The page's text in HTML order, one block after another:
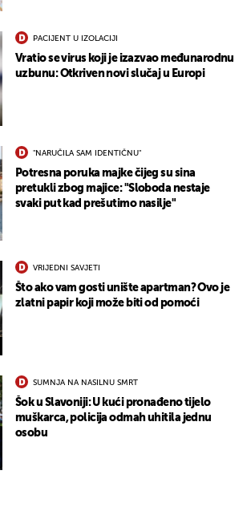
PACIJENT U IZOLACIJI
Vratio se virus koji je izazvao međunarodnu
uzbunu: Otkriven novi slučaj u Europi
"NARUČILA SAM IDENTIČNU"
Potresna poruka majke čijeg su sina
pretukli zbog majice: "Sloboda nestaje
svaki put kad prešutimo nasilje"
VRIJEDNI SAVJETI
Što ako vam gosti unište apartman? Ovo je
zlatni papir koji može biti od pomoći
SUMNJA NA NASILNU SMRT
Šok u Slavoniji: U kući pronađeno tijelo
muškarca, policija odmah uhitila jednu
osobu
UKLJUČITE NOTIFIKACIJE